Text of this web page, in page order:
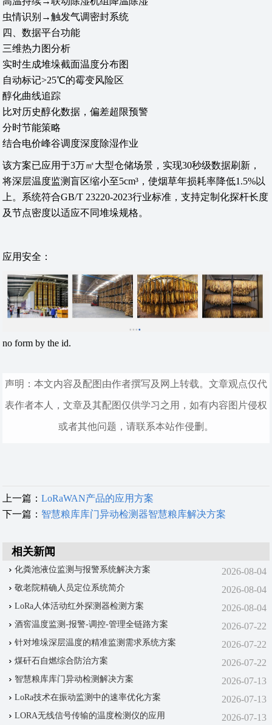
虫情识别→触发气调密封系统
四、数据平台功能
三维热力图分析‌
实时生成堆垛截面温度分布图
自动标记>25℃的霉变风险区
醇化曲线追踪‌
比对历史醇化数据，偏差超限预警
分时节能策略‌
结合电价峰谷调度深度除湿作业
该方案已应用于3万㎡大型仓储场景，实现30秒级数据刷新，
将深层温度监测盲区缩小至5cm³，使烟草年损耗率降低1.5%以
上。系统符合GB/T 23220-2023行业标准，支持定制化探杆长度
及节点密度以适应不同堆垛规格。
应用安全：
no form by the id.
声明：本文内容及配图由作者撰写及网上转载。文章观点仅代
表作者本人，文章及其配图仅供学习之用，如有内容图片侵权
或者其他问题，请联系本站作侵删。
上一篇：LoRaWAN产品的应用方案
下一篇： 智慧粮库库门异动检测器智慧粮库解决方案
相关新闻
2026-08-04
化粪池液位监测与报警系统解决方案
2026-08-04
敬老院精确人员定位系统简介
2026-08-04
LoRa人体活动红外探测器检测方案
2026-07-22
酒窖温度监测-报警-调控-管理‌全链路方案
2026-07-22
针对堆垛深层温度的精准监测需求系统方案
2026-07-22
煤矸石自燃综合防治方案
2026-07-13
智慧粮库库门异动检测解决方案
2026-07-13
LoRa技术在振动监测中的速率优化方案
2026-07-13
LORA无线信号传输的温度检测仪的应用